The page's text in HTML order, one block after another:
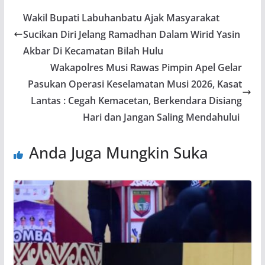
Wakil Bupati Labuhanbatu Ajak Masyarakat
Sucikan Diri Jelang Ramadhan Dalam Wirid Yasin
Akbar Di Kecamatan Bilah Hulu
Wakapolres Musi Rawas Pimpin Apel Gelar
Pasukan Operasi Keselamatan Musi 2026, Kasat
Lantas : Cegah Kemacetan, Berkendara Disiang
Hari dan Jangan Saling Mendahului
Anda Juga Mungkin Suka